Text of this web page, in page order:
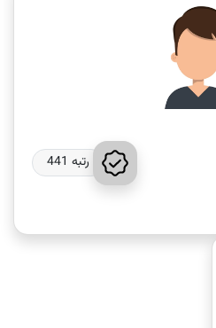
رتبه 441